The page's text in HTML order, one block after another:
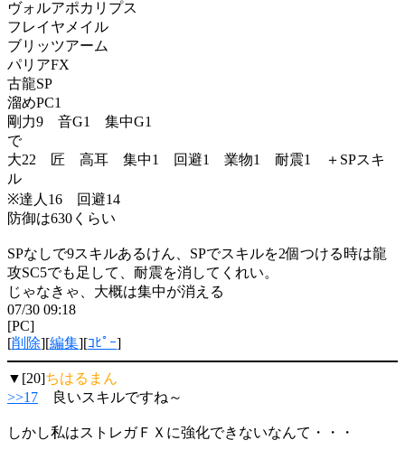
ヴォルアポカリプス
フレイヤメイル
ブリッツアーム
パリアFX
古龍SP
溜めPC1
剛力9 音G1 集中G1
で
大22 匠 高耳 集中1 回避1 業物1 耐震1 ＋SPスキ
ル
※達人16 回避14
防御は630くらい
SPなしで9スキルあるけん、SPでスキルを2個つける時は龍
攻SC5でも足して、耐震を消してくれい。
じゃなきゃ、大概は集中が消える
07/30 09:18
[PC]
[削除][編集][ｺﾋﾟｰ]
▼[20]ちはるまん
>>17 良いスキルですね～
しかし私はストレガＦＸに強化できないなんて・・・